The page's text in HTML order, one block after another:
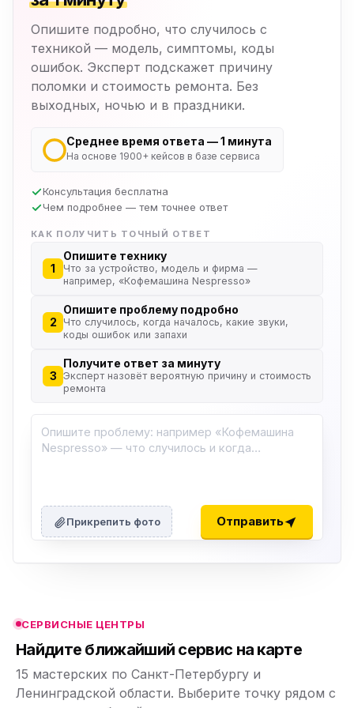
Опишите подробно, что случилось с
техникой — модель, симптомы, коды
ошибок. Эксперт подскажет причину
поломки и стоимость ремонта. Без
выходных, ночью и в праздники.
Среднее время ответа — 1 минута
На основе 1900+ кейсов в базе сервиса
Консультация бесплатна
Чем подробнее — тем точнее ответ
КАК ПОЛУЧИТЬ ТОЧНЫЙ ОТВЕТ
1
Опишите технику
Что за устройство, модель и фирма —
например, «Кофемашина Nespresso»
2
Опишите проблему подробно
Что случилось, когда началось, какие звуки,
коды ошибок или запахи
3
Получите ответ за минуту
Эксперт назовёт вероятную причину и стоимость
ремонта
Прикрепить фото Отправить
СЕРВИСНЫЕ ЦЕНТРЫ
Найдите ближайший сервис на карте
15 мастерских по Санкт-Петербургу и
Ленинградской области. Выберите точку рядом с
ю